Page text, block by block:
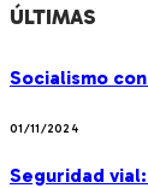
ÚLTIMAS
Socialismo
01/11/2024
Seguridad